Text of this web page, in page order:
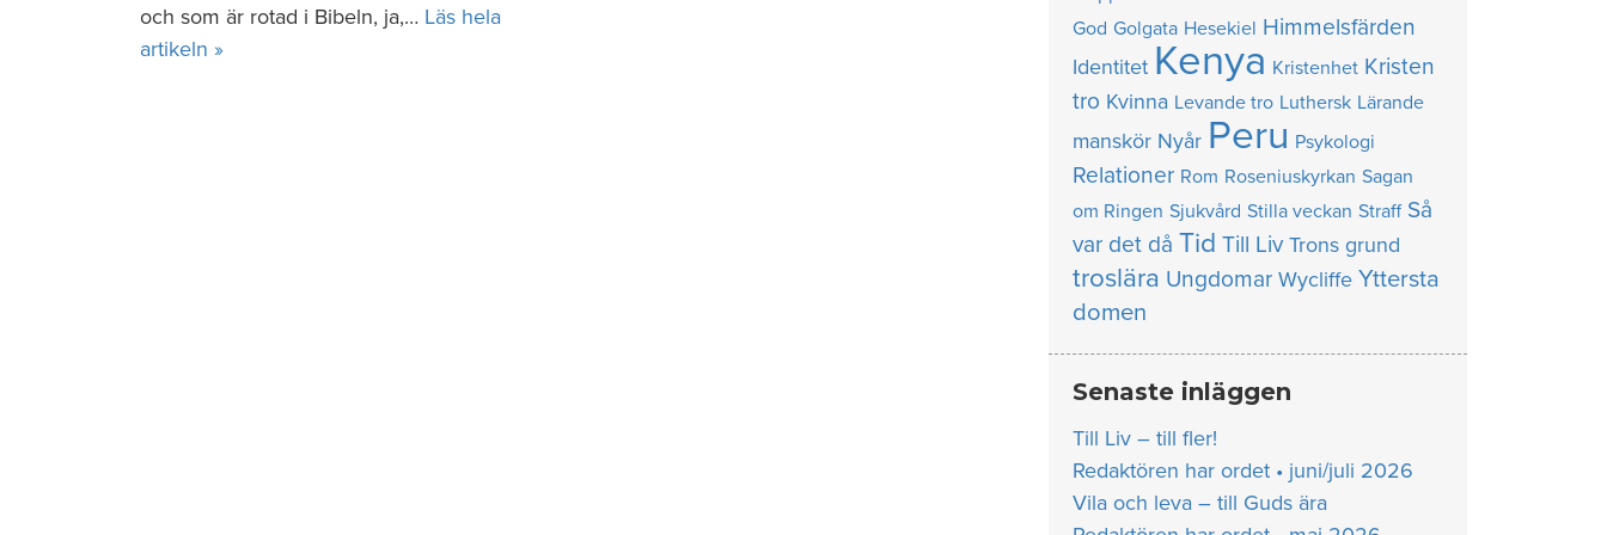
och som är rotad i Bibeln, ja,… Läs hela
artikeln »
God Golgata Hesekiel Himmelsfärden
Identitet Kenya Kristenhet Kristen
tro Kvinna Levande tro Luthersk Lärande
manskör Nyår Peru Psykologi
Relationer Rom Roseniuskyrkan Sagan
om Ringen Sjukvård Stilla veckan Straff Så
var det då Tid Till Liv Trons grund
troslära Ungdomar Wycliffe Yttersta
domen
Senaste inläggen
Till Liv – till fler!
Redaktören har ordet • juni/juli 2026
Vila och leva – till Guds ära